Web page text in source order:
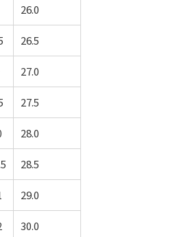
26.0
26.5
27.0
27.5
28.0
28.5
29.0
30.0